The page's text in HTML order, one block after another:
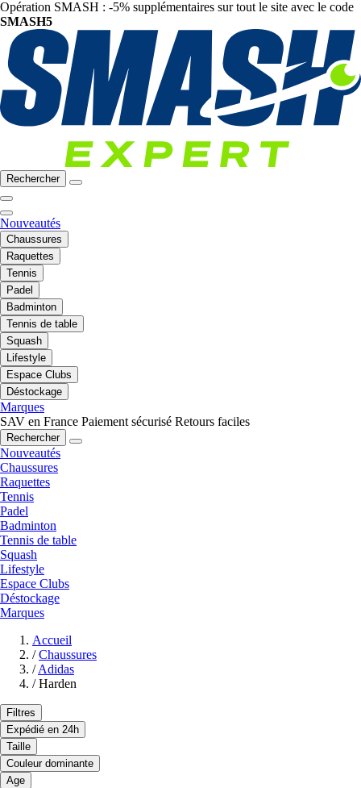
Opération SMASH : -5% supplémentaires sur tout le site avec le code
SMASH5
Rechercher
Nouveautés
Chaussures
Raquettes
Tennis
Padel
Badminton
Tennis de table
Squash
Lifestyle
Espace Clubs
Déstockage
Marques
SAV en France Paiement sécurisé Retours faciles
Rechercher
Nouveautés
Chaussures
Raquettes
Tennis
Padel
Badminton
Tennis de table
Squash
Lifestyle
Espace Clubs
Déstockage
Marques
Accueil
/ Chaussures
/ Adidas
/ Harden
Filtres
Expédié en 24h
Taille
Couleur dominante
Age